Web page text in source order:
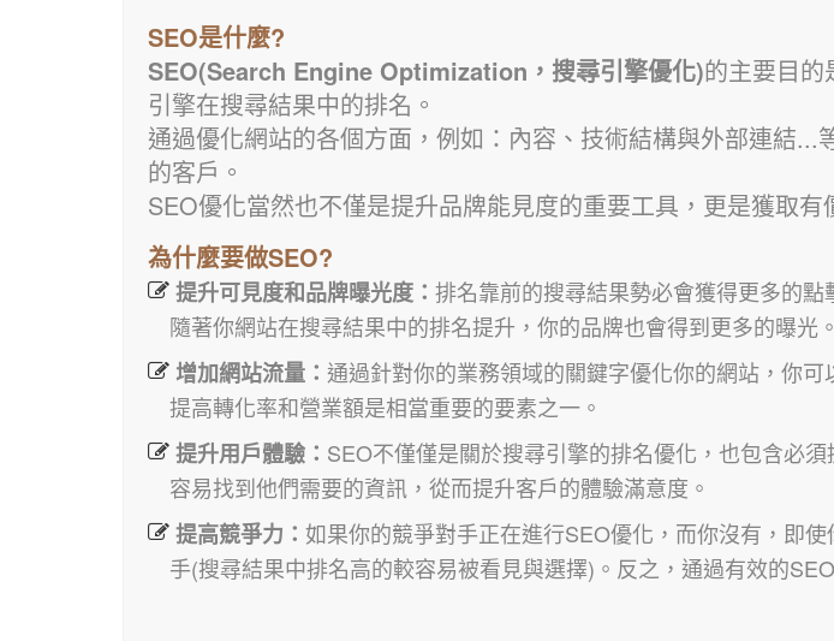
SEO是什麼?
SEO(Search Engine Optimization，搜尋引擎優化)的主要目的
引擎在搜尋結果中的排名。
通過優化網站的各個方面，例如：內容、技術結構與外部連結
的客戶。
SEO優化當然也不僅是提升品牌能見度的重要工具，更是獲取
為什麼要做SEO?
提升可見度和品牌曝光度： 排名靠前的搜尋結果勢必會獲得更多的
隨著你網站在搜尋結果中的排名提升，你的品牌也會得到更多的曝光。
增加網站流量： 通過針對你的業務領域的關鍵字優化你的網站，你
提高轉化率和營業額是相當重要的要素之一。
提升用戶體驗： SEO不僅僅是關於搜尋引擎的排名優化，也包含必
容易找到他們需要的資訊，從而提升客戶的體驗滿意度。
提高競爭力： 如果你的競爭對手正在進行SEO優化，而你沒有，即
手(搜尋結果中排名高的較容易被看見與選擇)。反之，通過有效的